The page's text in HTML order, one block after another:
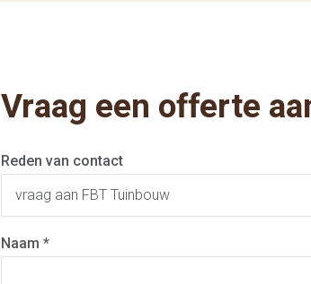
Vraag een offerte
Reden van contact
Naam *